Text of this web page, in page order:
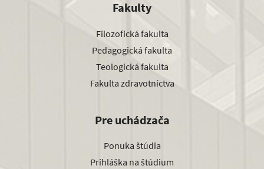
Fakulty
Filozofická fakulta
Pedagogická fakulta
Teologická fakulta
Fakulta zdravotníctva
Pre uchádzača
Ponuka štúdia
Prihláška na štúdium